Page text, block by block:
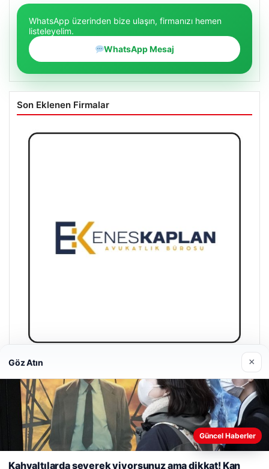
WhatsApp üzerinden bize ulaşın, firmanızı hemen
listeleyelim.
WhatsApp Mesaj
Son Eklenen Firmalar
Enes Kaplan Avukatlık Bürosu
28/04/2026
Web sitemizi nasıl kullandığınızı daha iyi anlayabilmek,
Göz Atın ×
Güncel Haberler
Kahvaltılarda severek yiyorsunuz ama dikkat! Kan